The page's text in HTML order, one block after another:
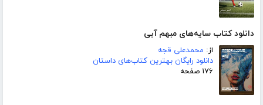
دانلود کتاب سایه‌های مبهم آبی
از: محمدعلی قجه
دانلود رایگان بهترین کتاب‌های داستان
۱۷۶ صفحه